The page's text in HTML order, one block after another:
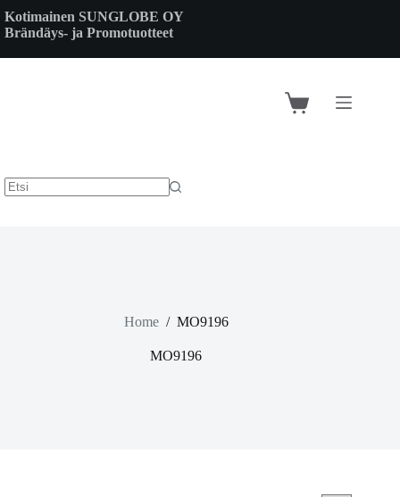
to
content
Kotimainen SUNGLOBE OY
Brändäys- ja Promotuotteet
Shopping
Home / MO9196
MO9196